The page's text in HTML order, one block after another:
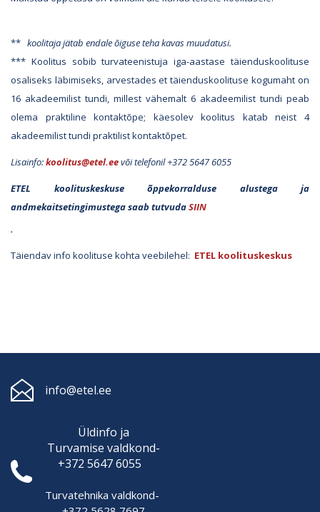
** koolitaja jätab endale õiguse teha kavas muudatusi.
*** Koolitus sobib turvateenistuja iga-aastase täienduskoolituse
osaliseks läbimiseks, arvestades et täienduskoolituse kogumaht on
16 akadeemilist tundi, millest vähemalt 6 akadeemilist tundi peab
olema praktiline kontaktõpe; käesolev koolitus katab neist 4
akadeemilist tundi praktilist kontaktõpet.
Lisainfo:koolitus@etel.eevõi telefonil +372 5647 6055
ETEL koolituskeskuse õppekorralduse alustega ja
andmekaitsetingimustega saab tutvudaSIIN
.
Täiendav info koolituse kohta veebilehel: ETEL koolituskeskus
info@etel.ee
Üldinfo ja
Turvamise valdkond-
+372 5647 6055
Turvatehnika valdkond-